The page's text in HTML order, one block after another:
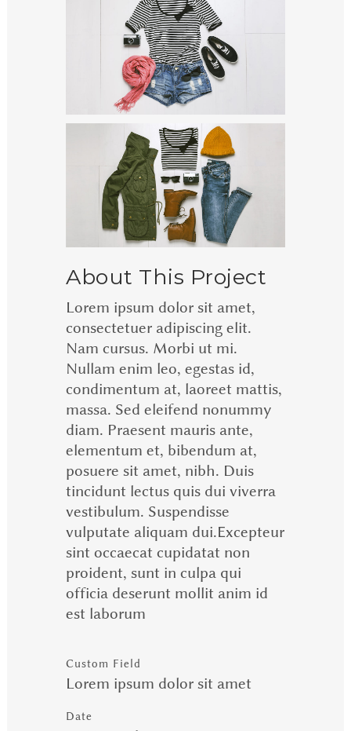
About This Project
Lorem ipsum dolor sit amet,
consectetuer adipiscing elit.
Nam cursus. Morbi ut mi.
Nullam enim leo, egestas id,
condimentum at, laoreet mattis,
massa. Sed eleifend nonummy
diam. Praesent mauris ante,
elementum et, bibendum at,
posuere sit amet, nibh. Duis
tincidunt lectus quis dui viverra
vestibulum. Suspendisse
vulputate aliquam dui.Excepteur
sint occaecat cupidatat non
proident, sunt in culpa qui
officia deserunt mollit anim id
est laborum
Custom Field
Lorem ipsum dolor sit amet
Date